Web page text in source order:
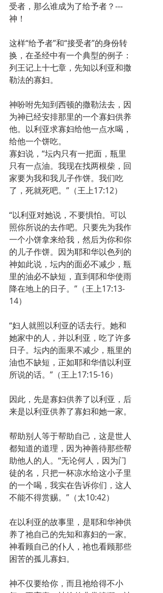
受者，那么谁成为了给予者？---
神！
这样“给予者”和“接受者”的身份转
换，在圣经中有一个典型的例子：
列王记上十七章，先知以利亚和撒
勒法的寡妇。
神吩咐先知到西顿的撒勒法去，因
为神已经安排那里的一个寡妇供养
他。以利亚求寡妇给他一点水喝，
给他一个饼吃。
寡妇说，“坛内只有一把面，瓶里
只有一点油。我现在找两根柴，回
家要为我和我儿子作饼。我们吃
了，死就死吧。”（王上17:12）
“以利亚对她说，不要惧怕。可以
照你所说的去作吧。只要先为我作
一个小饼拿来给我，然后为你和你
的儿子作饼。因为耶和华以色列的
神如此说，坛内的面必不减少，瓶
里的油必不缺短，直到耶和华使雨
降在地上的日子。”（王上17:13-
14）
“妇人就照以利亚的话去行。她和
她家中的人，并以利亚，吃了许多
日子。坛内的面果不减少，瓶里的
油也不缺短，正如耶和华借以利亚
所说的话。”（王上17:15-16）
因此，先是寡妇供养了以利亚，后
来是以利亚供养了寡妇和她一家。
帮助别人等于帮助自己，这是世人
都知道的道理，因为神善待那些帮
助他人的人。“无论何人，因为门
徒的名，只把一杯凉水给这小子里
的一个喝，我实在告诉你们，这人
不能不得赏赐。”（太10:42）
在以利亚的故事里，是耶和华神供
养了祂自己的先知和寡妇的一家。
神看顾自己的仆人，祂也看顾那些
困苦的孤儿寡妇。
神不仅要给你，而且祂给得不小